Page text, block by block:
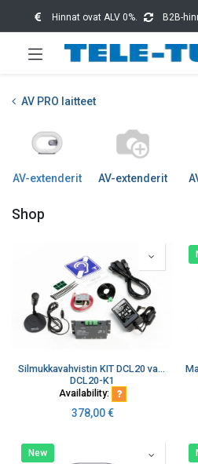
Hinnat ovat ALV 0%. B2B-
AV PRO laitteet
AV-extenderit AV-extenderit
Shop
Silmukkavahvistin KIT DCL20 vahv, kiinteä asennus
DCL20-K1
Availability:
378,00€
New